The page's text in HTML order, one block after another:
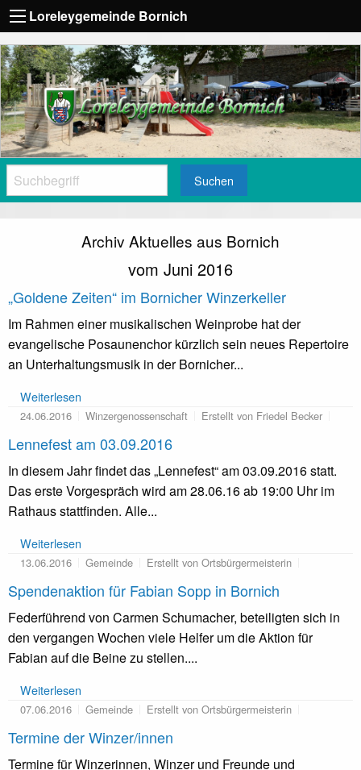
Loreleygemeinde Bornich
Suchen
Archiv Aktuelles aus Bornich
vom Juni 2016
„Goldene Zeiten“ im Bornicher Winzerkeller
Im Rahmen einer musikalischen Weinprobe hat der
evangelische Posaunenchor kürzlich sein neues Repertoire
an Unterhaltungsmusik in der Bornicher...
Weiterlesen
24.06.2016 Winzergenossenschaft Erstellt von Friedel Becker
Lennefest am 03.09.2016
In diesem Jahr findet das „Lennefest“ am 03.09.2016 statt.
Das erste Vorgespräch wird am 28.06.16 ab 19:00 Uhr im
Rathaus stattfinden. Alle...
Weiterlesen
13.06.2016 Gemeinde Erstellt von Ortsbürgermeisterin
Spendenaktion für Fabian Sopp in Bornich
Federführend von Carmen Schumacher, beteiligten sich in
den vergangen Wochen viele Helfer um die Aktion für
Fabian auf die Beine zu stellen....
Weiterlesen
07.06.2016 Gemeinde Erstellt von Ortsbürgermeisterin
Termine der Winzer/innen
Termine für Winzerinnen, Winzer und Freunde und